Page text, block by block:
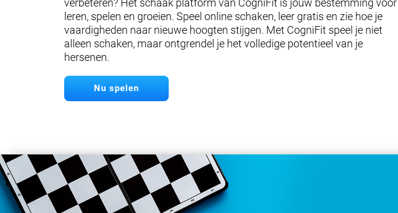
verbeteren? Het schaak platform van CogniFit is jouw bestemming voor
leren, spelen en groeien. Speel online schaken, leer gratis en zie hoe je
vaardigheden naar nieuwe hoogten stijgen. Met CogniFit speel je niet
alleen schaken, maar ontgrendel je het volledige potentieel van je
hersenen.
Nu spelen